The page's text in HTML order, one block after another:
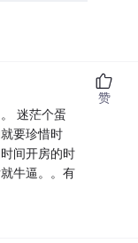
迷茫个蛋
要珍惜时
间开房的时
牛逼。。有
赞